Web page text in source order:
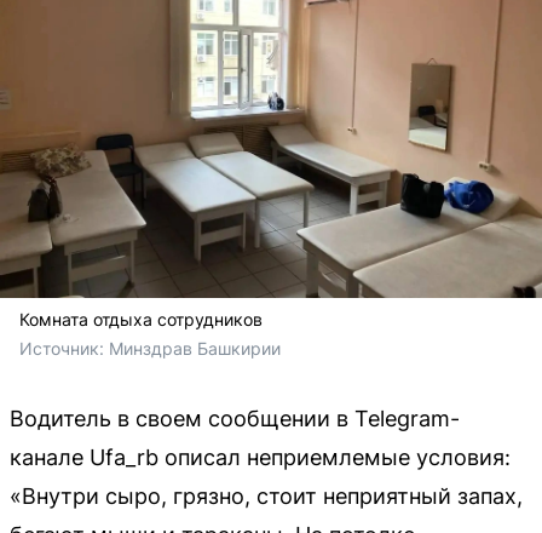
Комната отдыха сотрудников
Источник: Минздрав Башкирии
Водитель в своем сообщении в Telegram-
канале Ufa_rb описал неприемлемые условия:
«Внутри сыро, грязно, стоит неприятный запах,